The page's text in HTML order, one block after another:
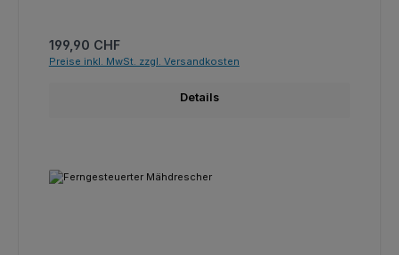
Regulärer Preis:
199,90 CHF
Preise inkl. MwSt. zzgl. Versandkosten
Details